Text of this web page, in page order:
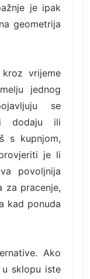
je ipak
geometrija
vrijeme
jednog
se
dodaju ili
s kupnjom,
je li
povoljnija
za pracenje,
kad ponuda
Ako
u sklopu iste